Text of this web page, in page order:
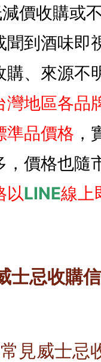
價收購或
聞到酒味即
購、來源不
灣地區各品
準品價格
，價格也隨
以LINE線上
士忌收購
見威士忌